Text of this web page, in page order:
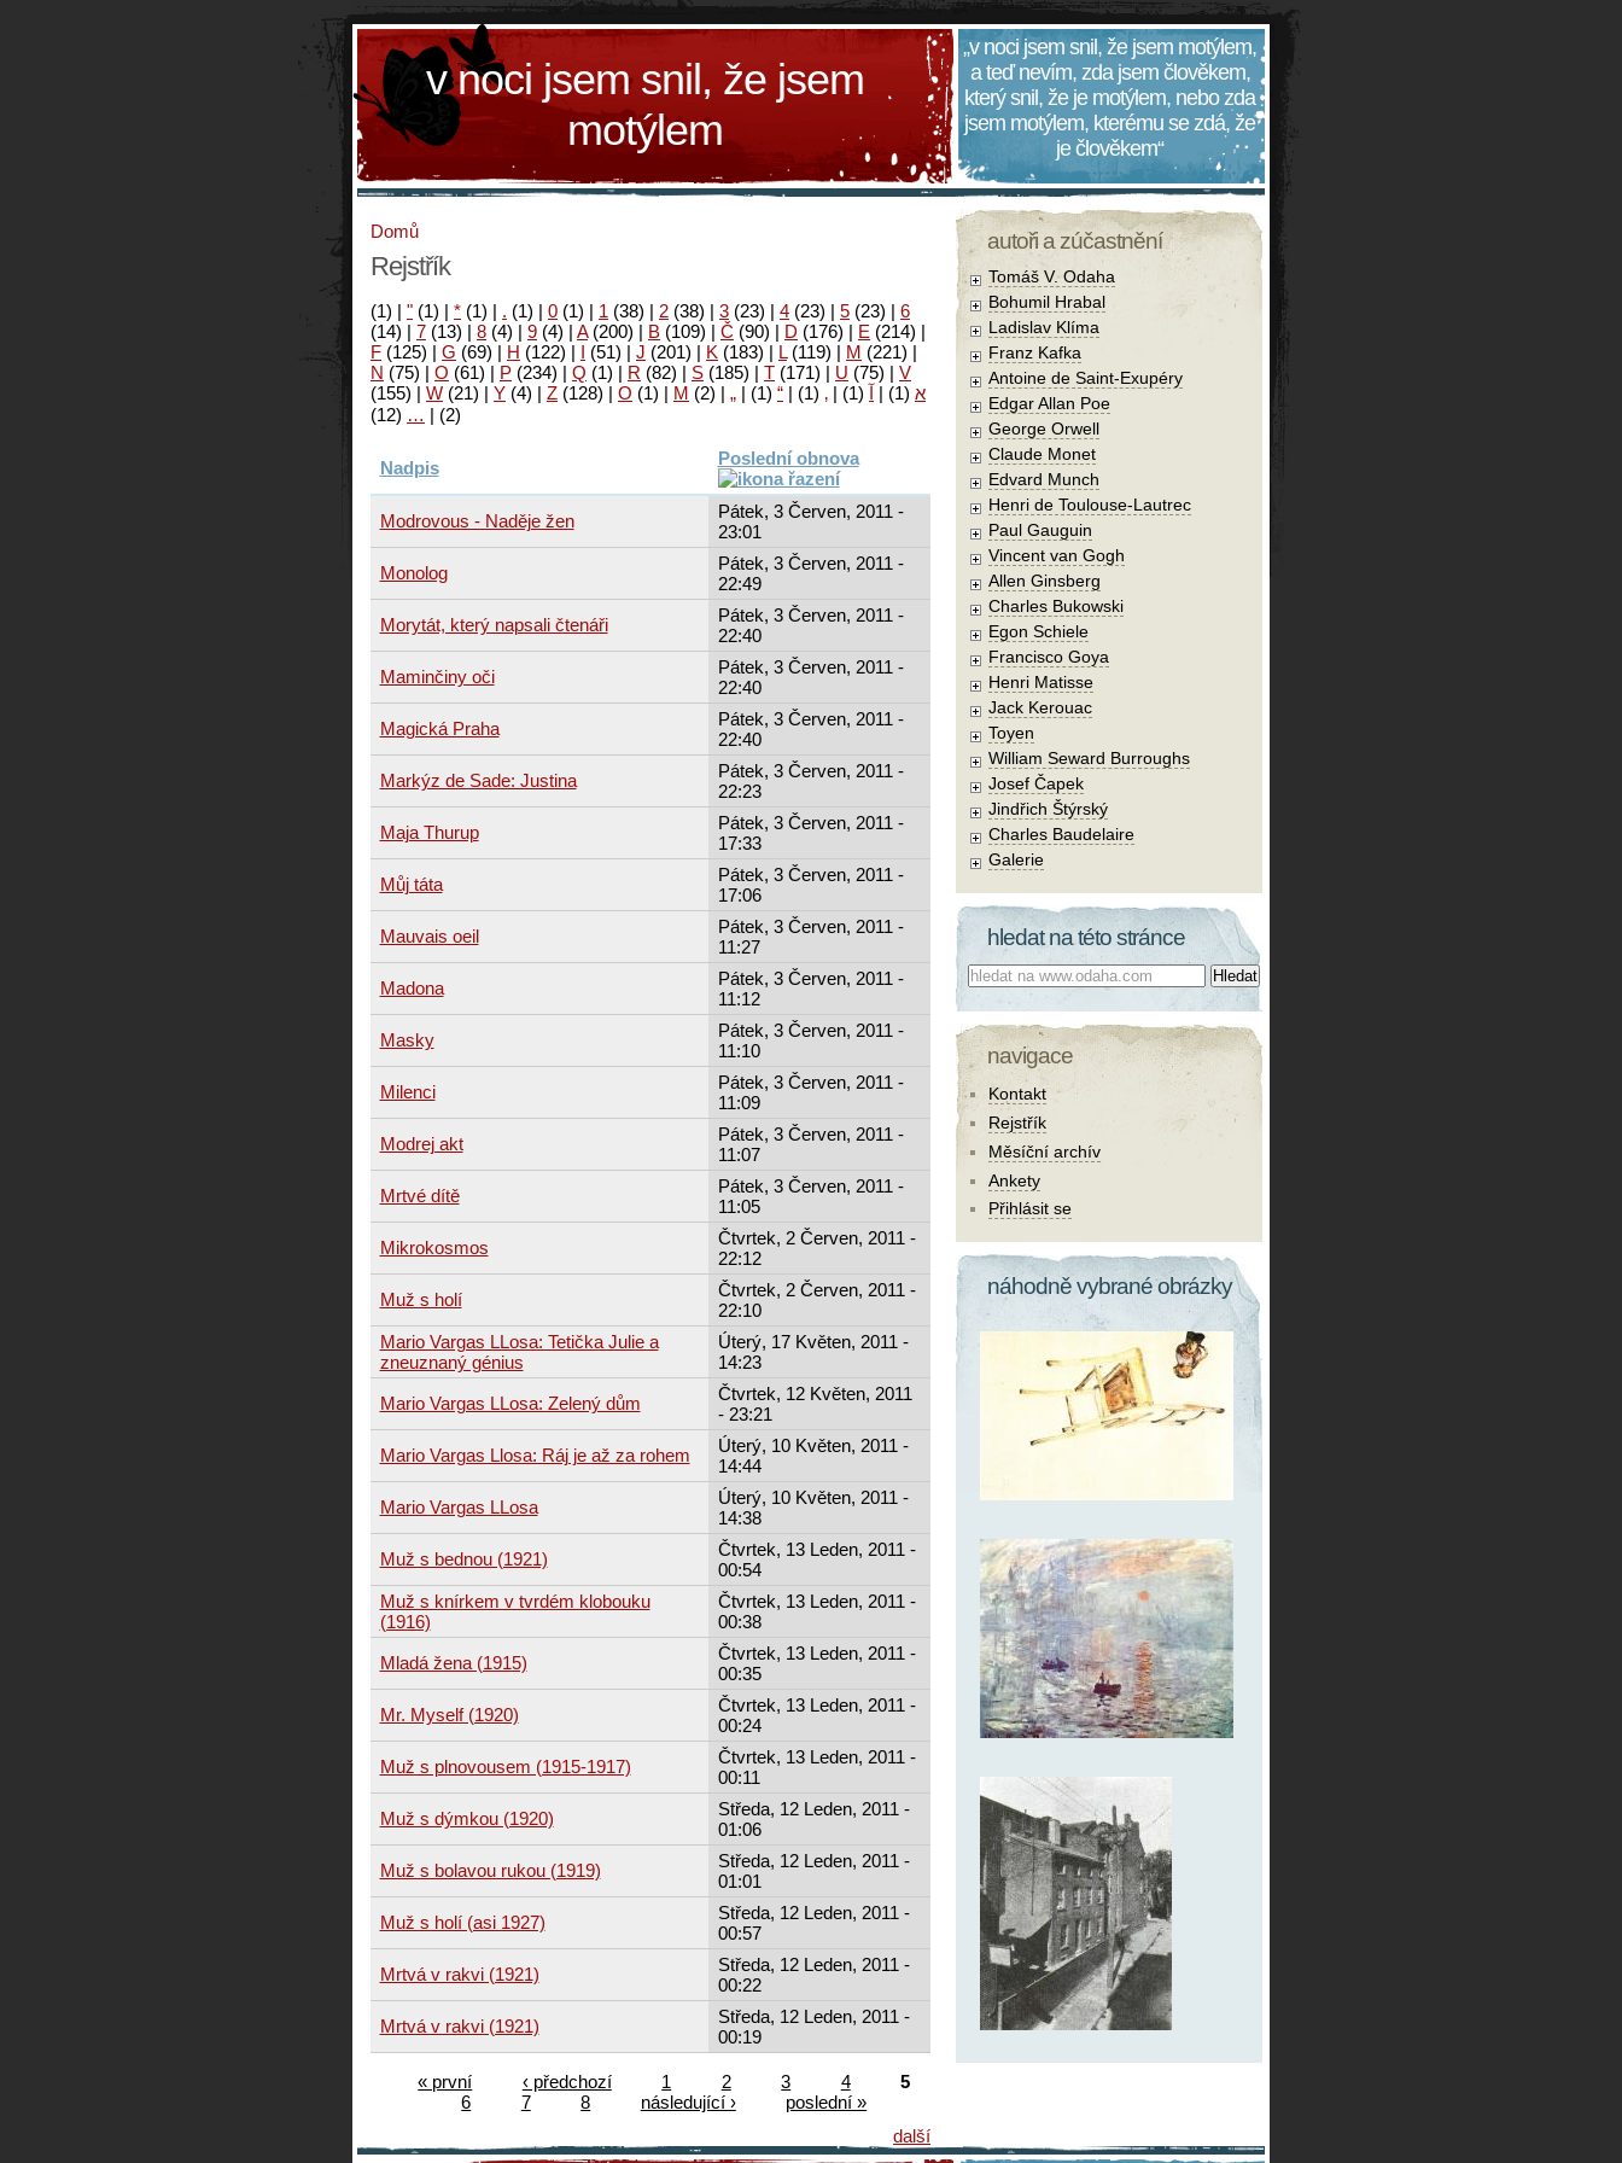
v noci jsem snil, že jsem
motýlem
„v noci jsem snil, že jsem motýlem,
a teď nevím, zda jsem člověkem,
který snil, že je motýlem, nebo zda
jsem motýlem, kterému se zdá, že
je člověkem“
Domů
Rejstřík
(1) | " (1) | * (1) | . (1) | 0 (1) | 1 (38) | 2 (38) | 3 (23) | 4 (23) | 5 (23) | 6
(14) | 7 (13) | 8 (4) | 9 (4) | A(200) | B (109) | Č (90) | D (176) | E (214) |
F (125) | G (69) | H (122) | I (51) | J (201) | K (183) | L(119) | M (221) |
N (75) | O (61) | P (234) | Q (1) | R (82) | S (185) | T (171) | U (75) | V
(155) | W (21) | Y (4) | Z (128) | Ο (1) | М (2) | א (1)
| آ (1)
|
‚
(1)
|
“
(1)
|
„
(2)
|
…
(12)
Nadpis Poslední obnova
Modrovous - Naděje žen
Pátek, 3 Červen, 2011 -
23:01
Monolog
Pátek, 3 Červen, 2011 -
22:49
Morytát, který napsali čtenáři
Pátek, 3 Červen, 2011 -
22:40
Maminčiny oči
Pátek, 3 Červen, 2011 -
22:40
Magická Praha
Pátek, 3 Červen, 2011 -
22:40
Markýz de Sade: Justina
Pátek, 3 Červen, 2011 -
22:23
Maja Thurup
Pátek, 3 Červen, 2011 -
17:33
Můj táta
Pátek, 3 Červen, 2011 -
17:06
Mauvais oeil
Pátek, 3 Červen, 2011 -
11:27
Madona
Pátek, 3 Červen, 2011 -
11:12
Masky
Pátek, 3 Červen, 2011 -
11:10
Milenci
Pátek, 3 Červen, 2011 -
11:09
Modrej akt
Pátek, 3 Červen, 2011 -
11:07
Mrtvé dítě
Pátek, 3 Červen, 2011 -
11:05
Mikrokosmos
Čtvrtek, 2 Červen, 2011 -
22:12
Muž s holí
Čtvrtek, 2 Červen, 2011 -
22:10
Mario Vargas LLosa: Tetička Julie a
zneuznaný génius
Úterý, 17 Květen, 2011 -
14:23
Mario Vargas LLosa: Zelený dům
Čtvrtek, 12 Květen, 2011
- 23:21
Mario Vargas Llosa: Ráj je až za rohem
Úterý, 10 Květen, 2011 -
14:44
Mario Vargas LLosa
Úterý, 10 Květen, 2011 -
14:38
Muž s bednou (1921)
Čtvrtek, 13 Leden, 2011 -
00:54
Muž s knírkem v tvrdém klobouku
(1916)
Čtvrtek, 13 Leden, 2011 -
00:38
Mladá žena (1915)
Čtvrtek, 13 Leden, 2011 -
00:35
Mr. Myself (1920)
Čtvrtek, 13 Leden, 2011 -
00:24
Muž s plnovousem (1915-1917)
Čtvrtek, 13 Leden, 2011 -
00:11
Muž s dýmkou (1920)
Středa, 12 Leden, 2011 -
01:06
Muž s bolavou rukou (1919)
Středa, 12 Leden, 2011 -
01:01
Muž s holí (asi 1927)
Středa, 12 Leden, 2011 -
00:57
Mrtvá v rakvi (1921)
Středa, 12 Leden, 2011 -
00:22
Mrtvá v rakvi (1921)
Středa, 12 Leden, 2011 -
00:19
« první ‹ předchozí 1 2 3 4
5
6
7 8 následující ›
poslední »
další
autoři a zúčastnění
Tomáš V. Odaha
Bohumil Hrabal
Ladislav Klíma
Franz Kafka
Antoine de Saint-Exupéry
Edgar Allan Poe
George Orwell
Claude Monet
Edvard Munch
Henri de Toulouse-Lautrec
Paul Gauguin
Vincent van Gogh
Allen Ginsberg
Charles Bukowski
Egon Schiele
Francisco Goya
Henri Matisse
Jack Kerouac
Toyen
William Seward Burroughs
Josef Čapek
Jindřich Štýrský
Charles Baudelaire
Galerie
hledat na této stránce
Co hledat:
navigace
Kontakt
Rejstřík
Měsíční archív
Ankety
Přihlásit se
náhodně vybrané obrázky